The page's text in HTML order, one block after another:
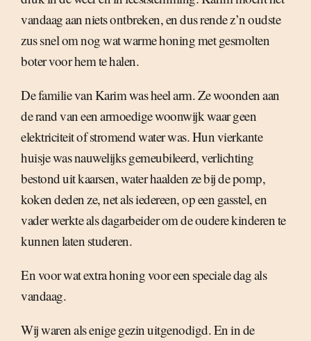
vandaag aan niets ontbreken, en dus rende z’n oudste
zus snel om nog wat warme honing met gesmolten
boter voor hem te halen.
De familie van Karim was heel arm. Ze woonden aan
de rand van een armoedige woonwijk waar geen
elektriciteit of stromend water was. Hun vierkante
huisje was nauwelijks gemeubileerd, verlichting
bestond uit kaarsen, water haalden ze bij de pomp,
koken deden ze, net als iedereen, op een gasstel, en
vader werkte als dagarbeider om de oudere kinderen te
kunnen laten studeren.
En voor wat extra honing voor een speciale dag als
vandaag.
Wij waren als enige gezin uitgenodigd. En in de